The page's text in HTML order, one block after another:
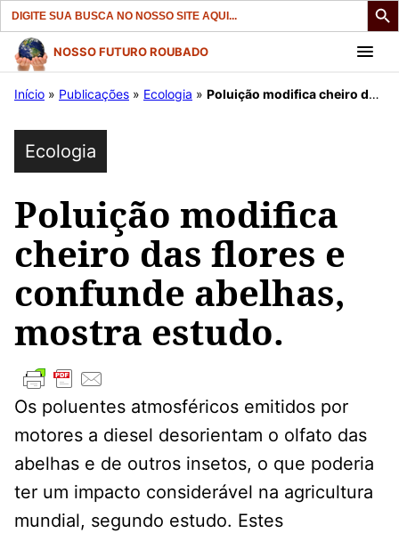
Search
for:
Pular
para
conteúdo
NOSSO FUTURO ROUBADO
Início » Publicações » Ecologia » Poluição modifica cheiro das flores e confunde abelhas, mostra estudo.
Ecologia
Poluição modifica
cheiro das flores e
confunde abelhas,
mostra estudo.
Os poluentes atmosféricos emitidos por
motores a diesel desorientam o olfato das
abelhas e de outros insetos, o que poderia
ter um impacto considerável na agricultura
mundial, segundo estudo. Estes